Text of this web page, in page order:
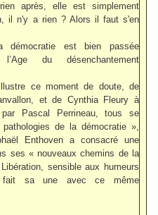
après, elle est simplement
il n'y a rien ? Alors il faut s'en
est bien passée
du désenchantement
ce moment de doute, de
et de Cynthia Fleury à
Pascal Perrineau, tous se
de la démocratie »,
Enthoven a consacré une
ses « nouveaux chemins de la
sensible aux humeurs
fait sa une avec ce même